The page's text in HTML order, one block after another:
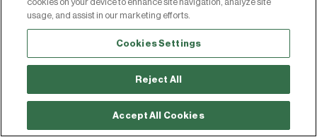
usage, and assist in our marketing efforts.
Cookies Settings
Reject All
Accept All Cookies